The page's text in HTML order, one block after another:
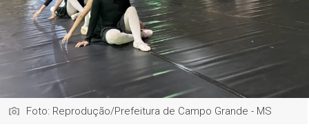
Foto: Reprodução/Prefeitura de Campo Grande - MS